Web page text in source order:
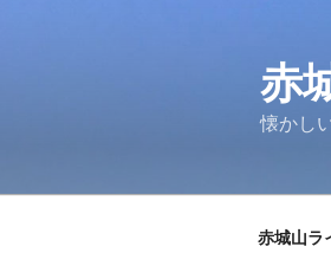
赤
懐かし
赤城山ラ